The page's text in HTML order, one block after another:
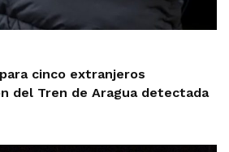
cinco extranjeros
del Tren de Aragua detectada